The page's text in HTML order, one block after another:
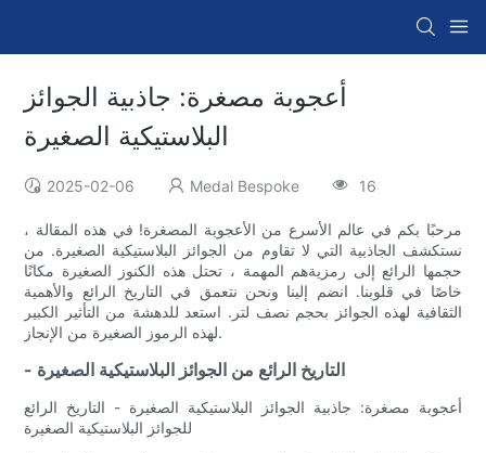
أعجوبة مصغرة: جاذبية الجوائز
البلاستيكية الصغيرة
2025-02-06 Medal Bespoke 16
مرحبًا بكم في عالم الأسرع من الأعجوبة المصغرة! في هذه المقالة ،
نستكشف الجاذبية التي لا تقاوم من الجوائز البلاستيكية الصغيرة. من
حجمها الرائع إلى رمزيةهم المهمة ، تحتل هذه الكنوز الصغيرة مكانًا
خاصًا في قلوبنا. انضم إلينا ونحن نتعمق في التاريخ الرائع والأهمية
الثقافية لهذه الجوائز بحجم نصف لتر. استعد للدهشة من التأثير الكبير
لهذه الرموز الصغيرة من الإنجاز.
- التاريخ الرائع من الجوائز البلاستيكية الصغيرة
أعجوبة مصغرة: جاذبية الجوائز البلاستيكية الصغيرة - التاريخ الرائع
للجوائز البلاستيكية الصغيرة